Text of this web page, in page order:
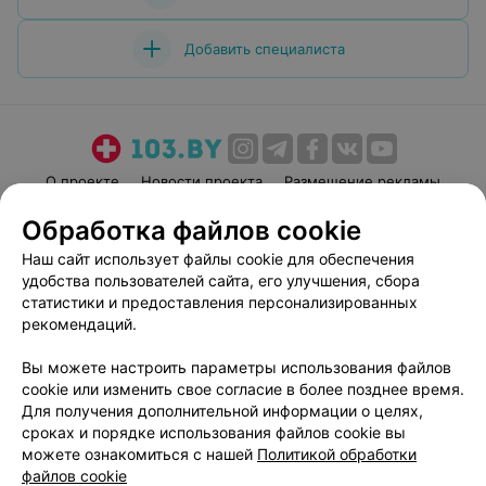
нет практически. Собственно, как и вышло у меня. На
месяца реабилитации. Стоит ли делать данную
Добавить специалиста
О проекте Новости проекта
Размещение рекламы
Пользовательское соглашение
Способы оплаты
Вакансии
Партнеры
Написать руководителю 103.by
Персональные настройки cookie
Обработка персональных данных
Обработка файлов cookie
Наш сайт использует файлы cookie для обеспечения
удобства пользователей сайта, его улучшения, сбора
статистики и предоставления персонализированных
рекомендаций.
Вы можете настроить параметры использования файлов
cookie или изменить свое согласие в более позднее время.
Для получения дополнительной информации о целях,
сроках и порядке использования файлов cookie вы
можете ознакомиться с нашей Политикой обработки
файлов cookie